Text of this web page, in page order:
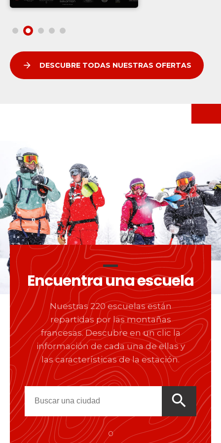
arrow_forward DESCUBRE TODAS NUESTRAS OFERTAS
Encuentra una escuela
Nuestras 220 escuelas están
repartidas por las montañas
francesas. Descubre en un clic la
información de cada una de ellas y
las características de la estación.
search
o